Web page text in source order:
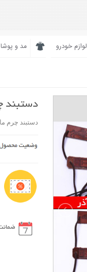
لوازم خودرو مد و
دستبند
دستبند چرم